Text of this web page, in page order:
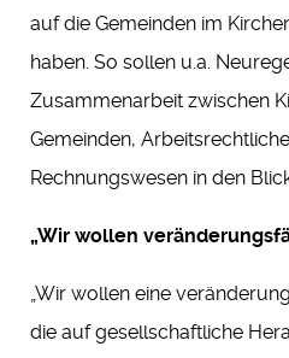
auf die Gemeinden im
haben. So sollen u.a.
Zusammenarbeit zwischen
Gemeinden,
Rechnungswesen in den
„Wir wollen
„Wir wollen eine
die auf gesellschaftliche